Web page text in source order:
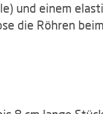
und einem
die Röhren